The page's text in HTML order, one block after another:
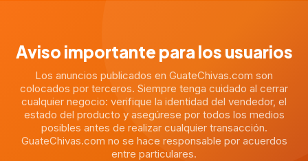
Aviso importante para los usuarios
Los anuncios publicados en GuateChivas.com son
colocados por terceros. Siempre tenga cuidado al cerrar
cualquier negocio: verifique la identidad del vendedor, el
estado del producto y asegúrese por todos los medios
posibles antes de realizar cualquier transacción.
GuateChivas.com no se hace responsable por acuerdos
entre particulares.